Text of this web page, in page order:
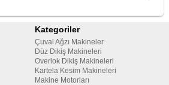
Kategoriler
Çuval Ağzı Makineler
Düz Dikiş Makineleri
Overlok Dikiş Makineleri
Kartela Kesim Makineleri
Makine Motorları